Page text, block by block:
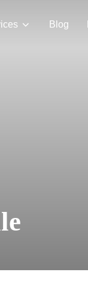
Blog